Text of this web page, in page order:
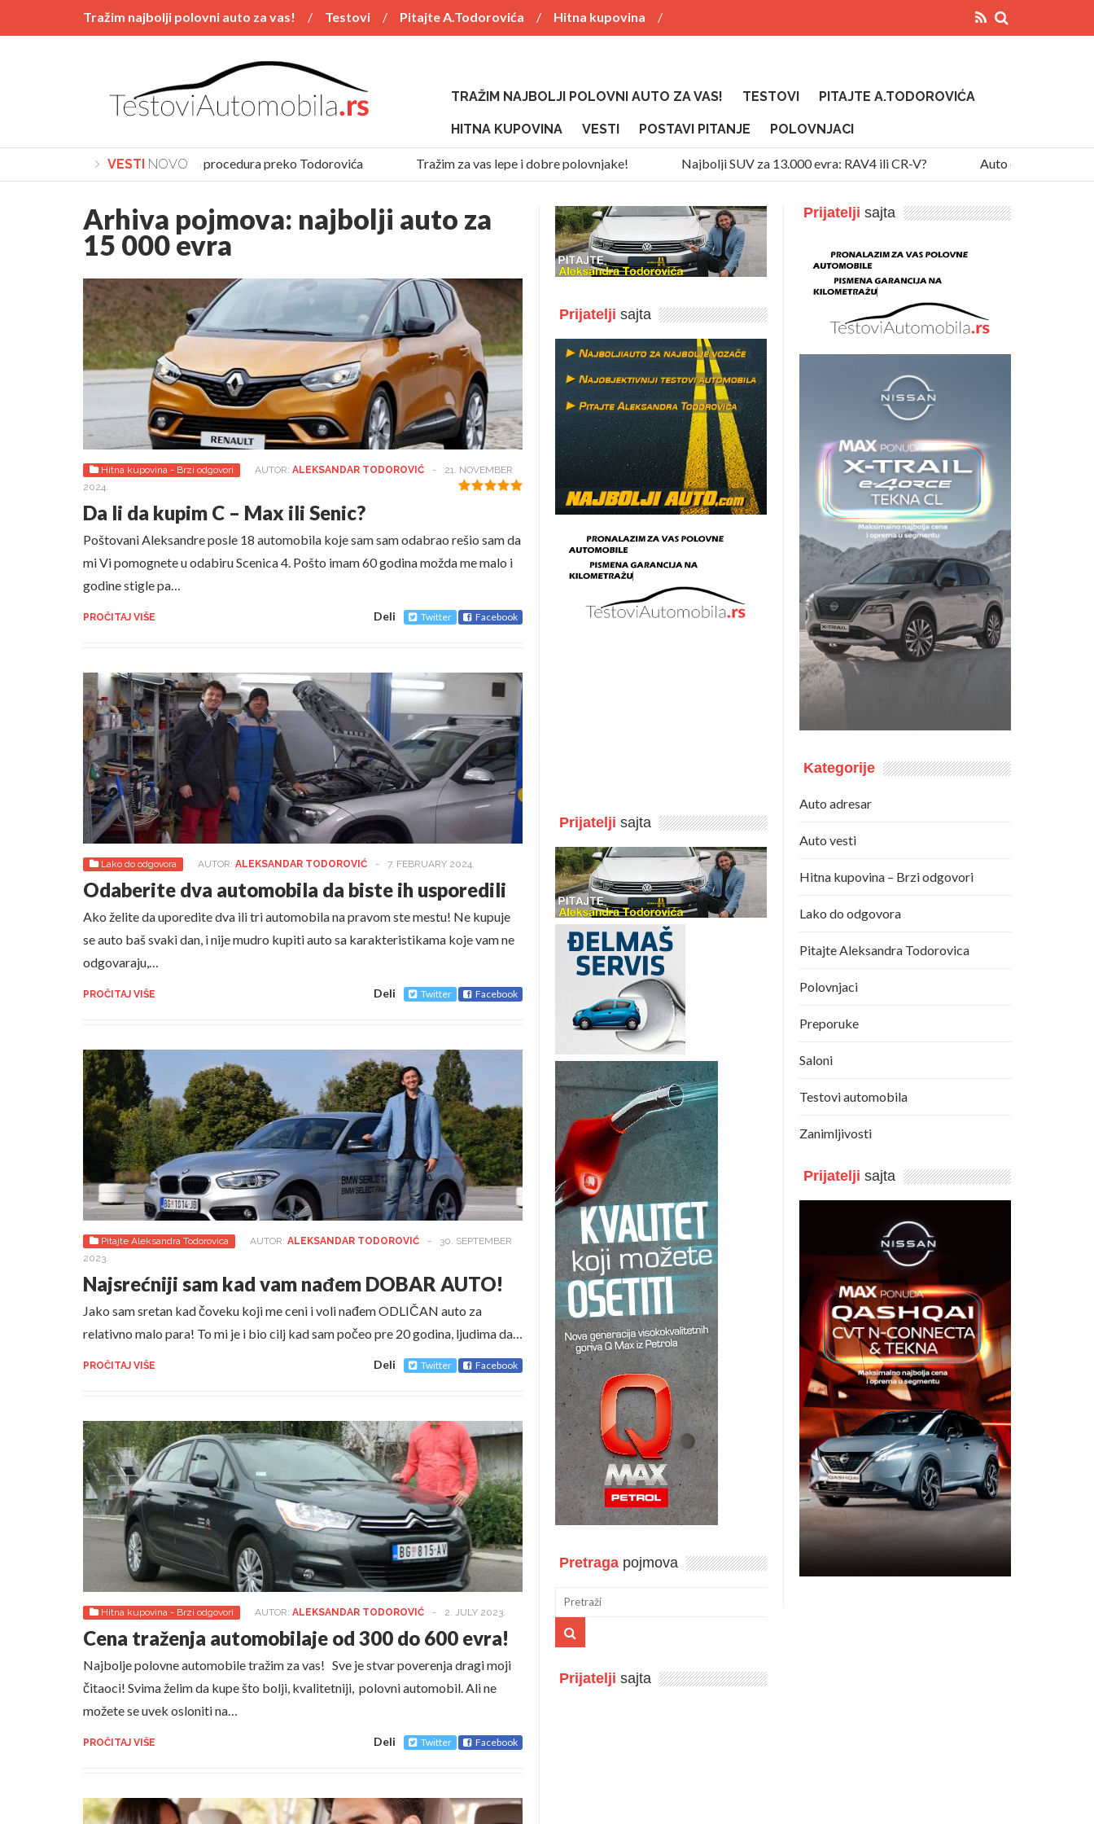
Tražim najbolji polovni auto za vas! Testovi Pitajte A.Todorovića
Hitna kupovina
Vesti
POSTAVI PITANJE Polovnjaci
TRAŽIM NAJBOLJI POLOVNI AUTO ZA VAS! TESTOVI PITAJTE A.TODOROVIĆA
HITNA KUPOVINA VESTI POSTAVI PITANJE POLOVNJACI
VESTI NOVO
Kupovina automobila procedura preko Todorovića Tražim za vas lepe i dobre polovnjake! Najbolji SUV za 13.000 evra: RAV4 ili CR-V? Auto diže temperaturu
Arhiva pojmova: najbolji auto za
15 000 evra
Hitna kupovina - Brzi odgovori AUTOR: ALEKSANDAR TODOROVIĆ -
21. NOVEMBER
2024.
Da li da kupim C – Max ili Senic?
Poštovani Aleksandre posle 18 automobila koje sam sam odabrao rešio sam da
mi Vi pomognete u odabiru Scenica 4. Pošto imam 60 godina možda me malo i
godine stigle pa…
PROČITAJ VIŠE Deli Twitter Facebook
Lako do odgovora AUTOR: ALEKSANDAR TODOROVIĆ - 7. FEBRUARY 2024.
Odaberite dva automobila da biste ih usporedili
Ako želite da uporedite dva ili tri automobila na pravom ste mestu! Ne kupuje
se auto baš svaki dan, i nije mudro kupiti auto sa karakteristikama koje vam ne
odgovaraju,…
PROČITAJ VIŠE Deli Twitter Facebook
Pitajte Aleksandra Todorovica AUTOR: ALEKSANDAR TODOROVIĆ -
30. SEPTEMBER
2023.
Najsrećniji sam kad vam nađem DOBAR AUTO!
Jako sam sretan kad čoveku koji me ceni i voli nađem ODLIČAN auto za
relativno malo para! To mi je i bio cilj kad sam počeo pre 20 godina, ljudima da…
PROČITAJ VIŠE Deli Twitter Facebook
Hitna kupovina - Brzi odgovori AUTOR: ALEKSANDAR TODOROVIĆ - 2. JULY 2023.
Cena traženja automobilaje od 300 do 600 evra!
Najbolje polovne automobile tražim za vas! Sve je stvar poverenja dragi moji
čitaoci! Svima želim da kupe što bolji, kvalitetniji, polovni automobil. Ali ne
možete se uvek osloniti na…
PROČITAJ VIŠE Deli Twitter Facebook
Prijatelji sajta
Prijatelji sajta
Pretraga pojmova
Prijatelji sajta
Prijatelji sajta
Kategorije
Auto adresar
Auto vesti
Hitna kupovina – Brzi odgovori
Lako do odgovora
Pitajte Aleksandra Todorovica
Polovnjaci
Preporuke
Saloni
Testovi automobila
Zanimljivosti
Prijatelji sajta